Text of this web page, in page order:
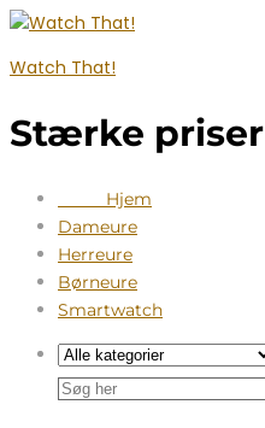
Watch That!
Stærke
Hjem
Dameure
Herreure
Børneure
Smartwatch